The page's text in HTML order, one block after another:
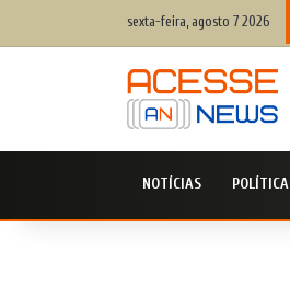
sexta-feira, agosto 7 2026
NOTÍCIAS POLÍTICA